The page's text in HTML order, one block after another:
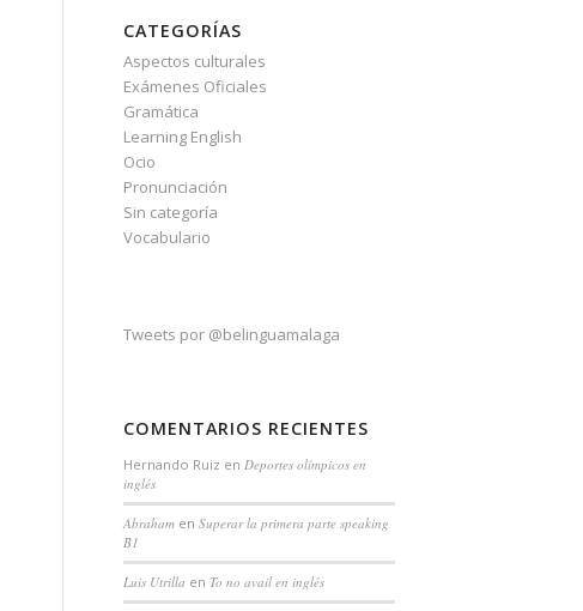
CATEGORÍAS
Aspectos culturales
Exámenes Oficiales
Gramática
Learning English
Ocio
Pronunciación
Sin categoría
Vocabulario
Tweets por @belinguamalaga
COMENTARIOS RECIENTES
Hernando Ruiz en Deportes olímpicos en
inglés
Abrahamen Superar la primera parte speaking
B1
Luis Utrilla en To no avail en inglés